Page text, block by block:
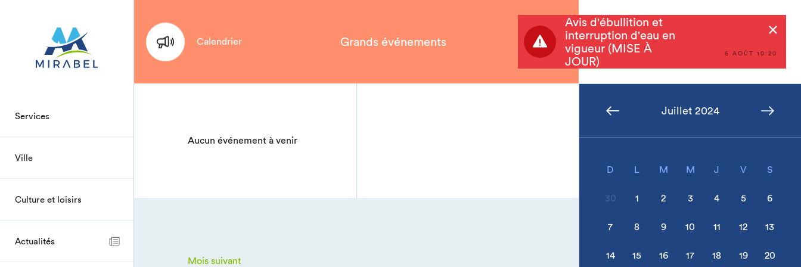
Services
Ville
Culture et loisirs
Actualités
6 AOÛT 10:20
Avis d'ébullition et
interruption d'eau en
vigueur (MISE À
JOUR)
Calendrier Grands événements
Aucun événement à venir
Mois suivant
Juillet 2024
D L M M J V S
30 1 2 3 4 5 6
7 8 9 10 11 12 13
14 15 16 17 18 19 20